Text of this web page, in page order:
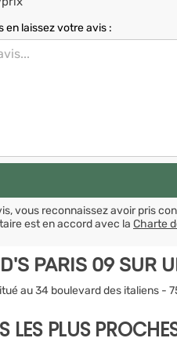
en laissez votre avis :
vous reconnaissez avoir pris
est en accord avec la Charte
PARIS 09 SUR
au 34 boulevard des italiens -
LES PLUS